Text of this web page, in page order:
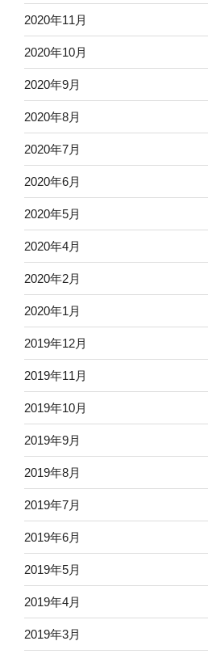
2020年11月
2020年10月
2020年9月
2020年8月
2020年7月
2020年6月
2020年5月
2020年4月
2020年2月
2020年1月
2019年12月
2019年11月
2019年10月
2019年9月
2019年8月
2019年7月
2019年6月
2019年5月
2019年4月
2019年3月